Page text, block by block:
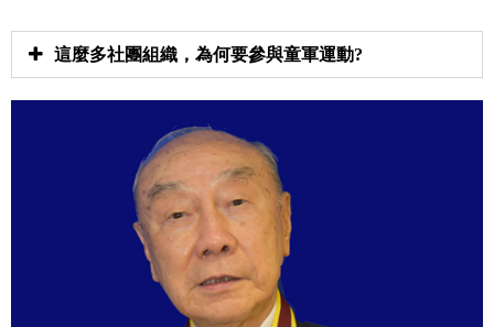
這麼多社團組織，為何要參與童軍運動?